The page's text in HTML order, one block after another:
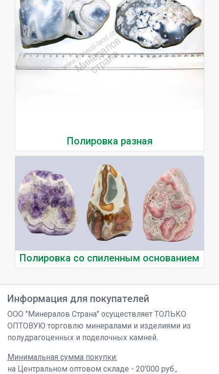
Полировка разная
Полировка со спиленным основанием
Информация для покупателей
ООО "Минералов Страна" осуществляет ТОЛЬКО
ОПТОВУЮ торговлю минералами и изделиями из
полудрагоценных и поделочных камней.
Минимальная сумма покупки:
на Центральном оптовом складе - 20'000 руб.,